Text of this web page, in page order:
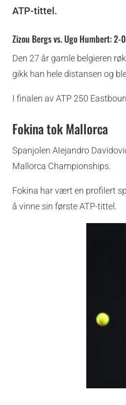
ATP-tittel.
Zizou Bergs vs. Ugo Humbert:
Den 27 år gamle belgieren
gikk han hele distansen og
I finalen av ATP 250
Fokina tok Mallorca
Spanjolen AIejandro
Mallorca Championships.
Fokina har vært en profilert
å vinne sin første ATP-tittel.